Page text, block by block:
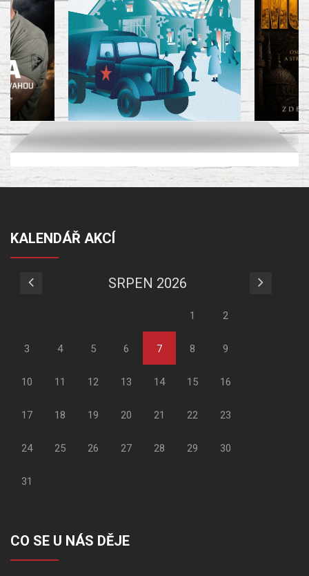
KALENDÁŘ AKCÍ
SRPEN 2026
1 2
3 4 5 6 7 8 9
10 11 12 13 14 15 16
17 18 19 20 21 22 23
24 25 26 27 28 29 30
31
CO SE U NÁS DĚJE